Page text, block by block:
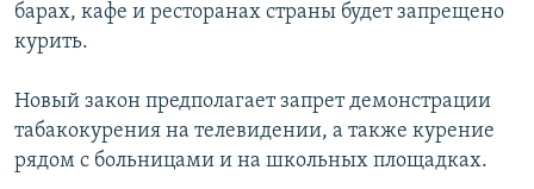
Все сайты РСЕ/РС
барах, кафе и ресторанах страны будет запрещено
курить.
Новый закон предполагает запрет демонстрации
табакокурения на телевидении, а также курение
рядом с больницами и на школьных площадках.